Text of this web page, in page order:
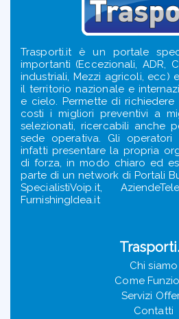
Trasporti.it è un portale
importanti (Eccezionali, ADR,
industriali, Mezzi agricoli, ecc)
il territorio nazionale e
e cielo. Permette di
costi i migliori preventivi a
selezionati, ricercabili anche
sede operativa. Gli
infatti presentare la propria
di forza, in modo chiaro ed
parte di un network di Portali
SpecialistiVoip.it,
FurnishingIdea.it
Chi siamo
Come
Servizi
Contatti